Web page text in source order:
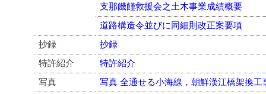
支那饑饉救援会之土木事業成績概要
道路構造令並びに同細則改正案要項
抄録
抄録
特許紹介
特許紹介
写真
写真 全通せる小海線，朝鮮漢江橋架換工